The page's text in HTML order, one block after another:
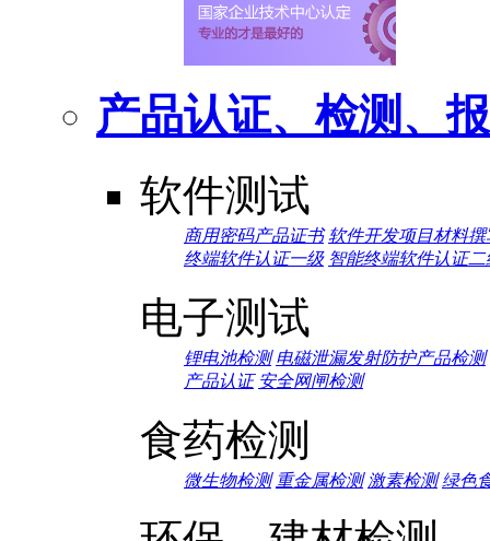
产品认证、检测、
软件测试
商用密码产品证书 软件开发项目材料撰
终端软件认证一级 智能终端软件认证二
电子测试
锂电池检测 电磁泄漏发射防护产品检测
产品认证 安全网闸检测
食药检测
微生物检测 重金属检测 激素检测 绿色